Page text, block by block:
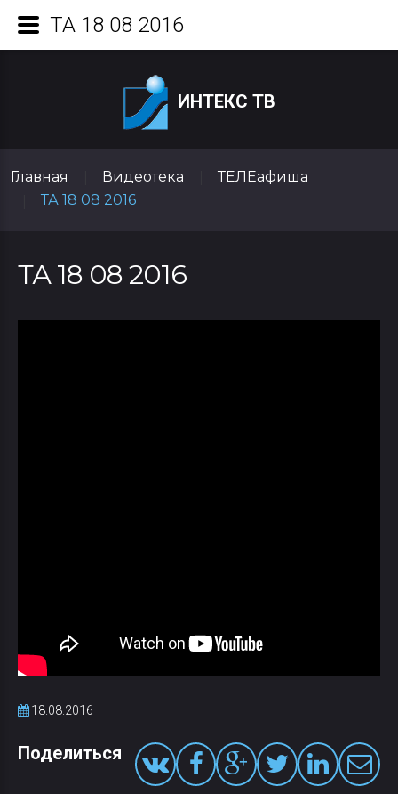
ИНТЕКС ТВ
Главная Видеотека
ТЕЛЕафиша
ТА 18 08 2016
ТА 18 08 2016
18.08.2016
Поделиться
ТА 18 08 2016